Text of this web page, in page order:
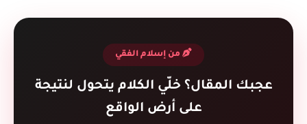
من إسلام الفقي
عجبك المقال؟ خلّي الكلام يتحول لنتيجة
على أرض الواقع